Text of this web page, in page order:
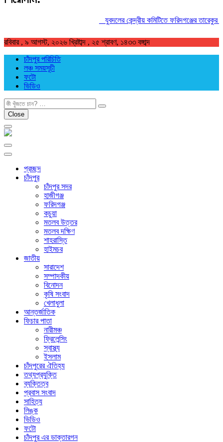
যুবদলের কেন্দ্রীয় কমিটিতে ফরিদগঞ্জের তারেকুর
রবিবার , ৯ আগস্ট, ২০২৬ খ্রিষ্টাব্দ , ২৫ শ্রাবণ, ১৪৩৩ বঙ্গাব্দ
চাঁদপুর পরিচিতি
লঞ্চ সময়সূচী
ফটো
ভিডিও
খুজুন
Close
প্রচ্ছদ
চাঁদপুর
চাঁদপুর সদর
হাজীগঞ্জ
ফরিদগঞ্জ
কচুয়া
মতলব উত্তর
মতলব দক্ষিণ
শাহরাস্তি
হাইমচর
জাতীয়
সারাদেশ
সম্পাদকীয়
বিনোদন
কৃষি সংবাদ
খেলাধুলা
আন্তর্জাতিক
ফিচার পাতা
নারীমঞ্চ
ফ্রিলেন্সিং
স্বাস্থ্য
ইসলাম
চাঁদপুরের ঐতিহ্য
তথ্যপ্রযুক্তি
ব্যক্তিত্ব
প্রবাস সংবাদ
সাহিত্য
লিঙ্ক
ভিডিও
ফটো
চাঁদপুর এর ডাক্তারগন